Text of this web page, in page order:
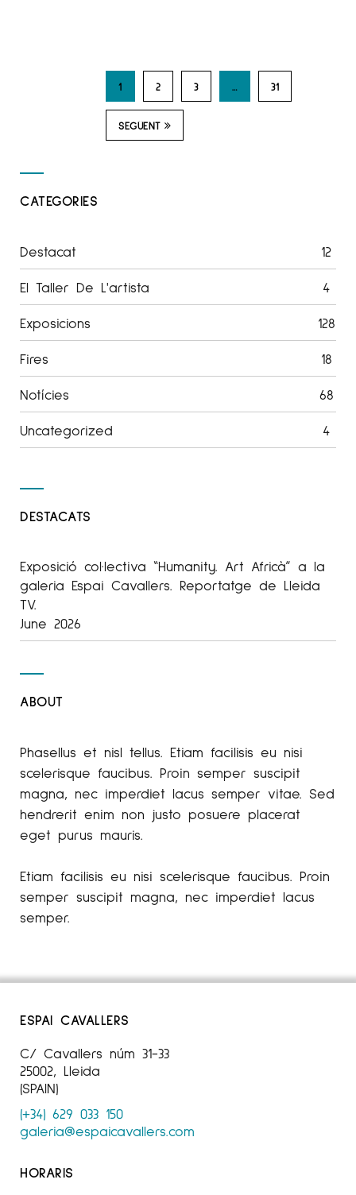
1 2 3 … 31
SEGÜENT
CATEGORIES
Destacat 12
El Taller De L'artista 4
Exposicions 128
Fires 18
Notícies 68
Uncategorized 4
DESTACATS
Exposició col·lectiva “Humanity. Art Africà” a la
galeria Espai Cavallers. Reportatge de Lleida
TV.
June 2026
ABOUT
Phasellus et nisl tellus. Etiam facilisis eu nisi
scelerisque faucibus. Proin semper suscipit
magna, nec imperdiet lacus semper vitae. Sed
hendrerit enim non justo posuere placerat
eget purus mauris.
Etiam facilisis eu nisi scelerisque faucibus. Proin
semper suscipit magna, nec imperdiet lacus
semper.
ESPAI CAVALLERS
C/ Cavallers núm 31-33
25002, Lleida
(SPAIN)
(+34) 629 033 150
galeria@espaicavallers.com
HORARIS